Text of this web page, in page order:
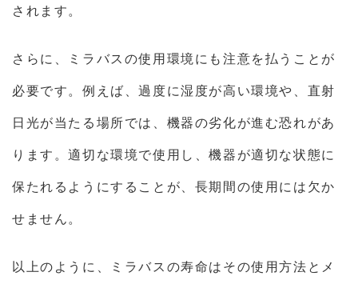
されます。
さらに、ミラバスの使用環境にも注意を払うことが
必要です。例えば、過度に湿度が高い環境や、直射
日光が当たる場所では、機器の劣化が進む恐れがあ
ります。適切な環境で使用し、機器が適切な状態に
保たれるようにすることが、長期間の使用には欠か
せません。
以上のように、ミラバスの寿命はその使用方法とメ